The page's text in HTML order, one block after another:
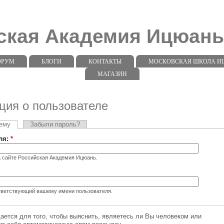
Академия Ицюань
БЛОГИ КОНТАКТЫ
МОСКОВСКАЯ ШКОЛА
МАГАЗИН
о пользователе
Забыли пароль?
*
Российская Академия Ицюань.
вашему имени пользователя.
для того, чтобы выяснить, являетесь ли Вы человеком или